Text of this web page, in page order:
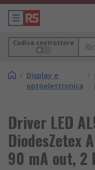
Codice costruttore
/ Display e
optoelettronica
/
Driver LED
DiodesZetex
90 mA out, 2